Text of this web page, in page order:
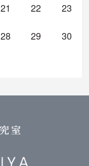
21 22 23
28 29 30